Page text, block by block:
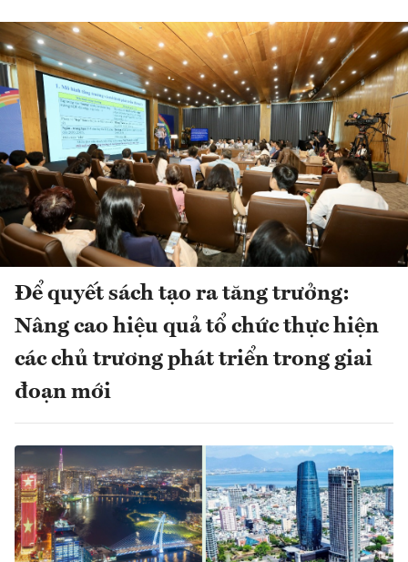
Để quyết sách tạo ra tăng trưởng:
Nâng cao hiệu quả tổ chức thực hiện
các chủ trương phát triển trong giai
đoạn mới